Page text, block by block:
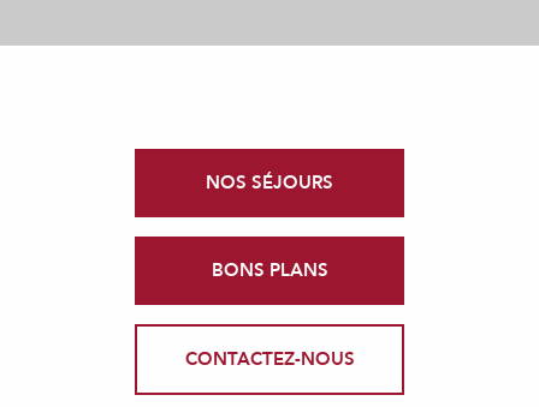
NOS SÉJOURS
BONS PLANS
CONTACTEZ-NOUS